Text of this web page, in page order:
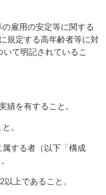
雇用の安定等に関する
規定する高年齢者等に対
て明記されているこ
績を有すること。
。
する者（以下「構成
上であること。